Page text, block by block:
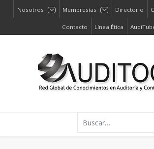
Nosotros Membresías Directorio
Contacto Línea Ética